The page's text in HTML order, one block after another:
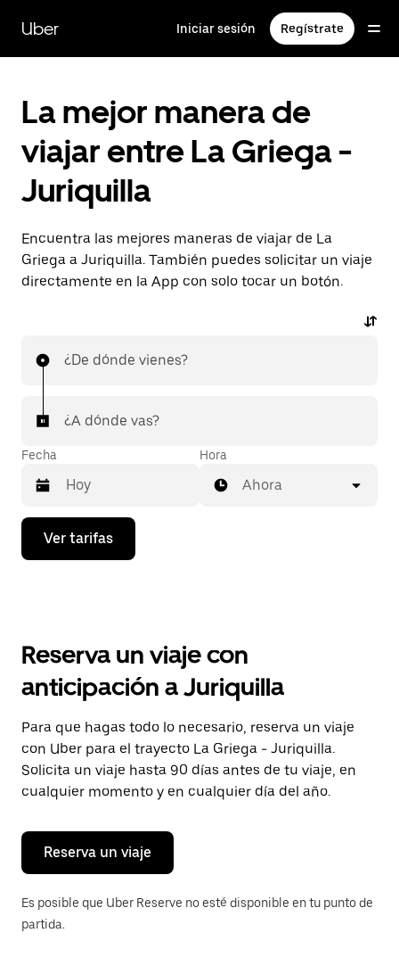
contenido
principal
Uber Iniciar sesión Regístrate
La mejor manera de
viajar entre La Griega -
Juriquilla
Encuentra las mejores maneras de viajar de La
Griega a Juriquilla. También puedes solicitar un viaje
directamente en la App con solo tocar un botón.
¿De dónde vienes?
¿A dónde vas?
Fecha
Presiona
flecha
el
y
selecciona
una
fecha.
Presiona
la
tecla Esc
para
el
calendario.
Hora
Ahora
Ver tarifas
Reserva un viaje con
anticipación a Juriquilla
Para que hagas todo lo necesario, reserva un viaje
con Uber para el trayecto La Griega - Juriquilla.
Solicita un viaje hasta 90 días antes de tu viaje, en
cualquier momento y en cualquier día del año.
Reserva un viaje
Es posible que Uber Reserve no esté disponible en tu punto de
partida.